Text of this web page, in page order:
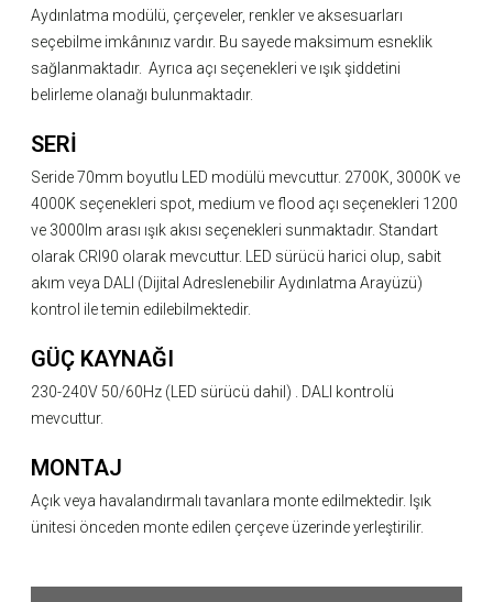
Aydınlatma modülü, çerçeveler, renkler ve aksesuarları
seçebilme imkânınız vardır. Bu sayede maksimum esneklik
sağlanmaktadır. Ayrıca açı seçenekleri ve ışık şiddetini
belirleme olanağı bulunmaktadır.
SERİ
Seride 70mm boyutlu LED modülü mevcuttur. 2700K, 3000K ve
4000K seçenekleri spot, medium ve flood açı seçenekleri 1200
ve 3000lm arası ışık akısı seçenekleri sunmaktadır. Standart
olarak CRI90 olarak mevcuttur. LED sürücü harici olup, sabit
akım veya DALI (Dijital Adreslenebilir Aydınlatma Arayüzü)
kontrol ile temin edilebilmektedir.
GÜÇ KAYNAĞI
230-240V 50/60Hz (LED sürücü dahil) . DALI kontrolü
mevcuttur.
MONTAJ
Açık veya havalandırmalı tavanlara monte edilmektedir. Işık
ünitesi önceden monte edilen çerçeve üzerinde yerleştirilir.